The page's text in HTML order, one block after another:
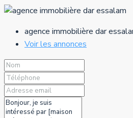
agence immobilière dar
Voir les annonces